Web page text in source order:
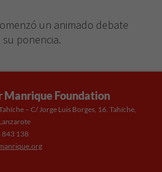
un animado debate
ponencia.
Manrique Foundation
– C/ Jorge Luis Borges, 16. Tahíche,
843 138